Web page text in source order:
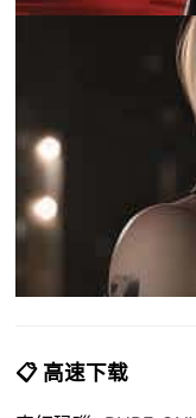
📋 高速下载